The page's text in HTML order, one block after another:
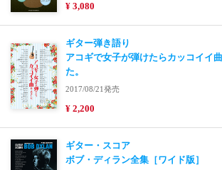
¥ 3,080
ギター弾き語り
アコギで女子が弾けたらカッコイイ
た。
2017/08/21発売
¥ 2,200
ギター・スコア
ボブ・ディラン全集［ワイド版］